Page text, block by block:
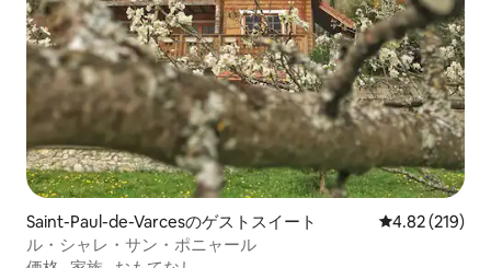
Saint-Paul-de-Varcesのゲストスイート レビュー219
4.82 (219)
ル・シャレ・サン・ポニャール